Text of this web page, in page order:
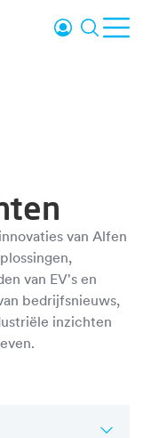
InloggenZoeken
van Alfen
van EV's en
bedrijfsnieuws,
inzichten